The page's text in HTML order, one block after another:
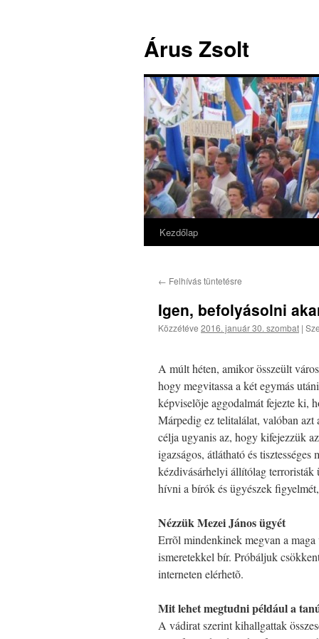
Árus Zsolt
Kilépés
tartalomba
Kezdőlap
← Felhívás tüntetésre
Igen, befolyásolni
Közzétéve 2016. január 30. szombat |
A múlt héten, amikor összeült
hogy megvitassa a két egymás
képviselõje aggodalmát fejezte ki,
Márpedig ez telitalálat, valóban
célja ugyanis az, hogy kifejezzük
igazságos, átlátható és
kézdivásárhelyi állítólag terroristák
hívni a bírók és ügyészek
Nézzük Mezei János ügyét
Errõl mindenkinek megvan a
ismeretekkel bír. Próbáljuk
interneten elérhetõ.
Mit lehet megtudni például a
A vádirat szerint kihallgattak